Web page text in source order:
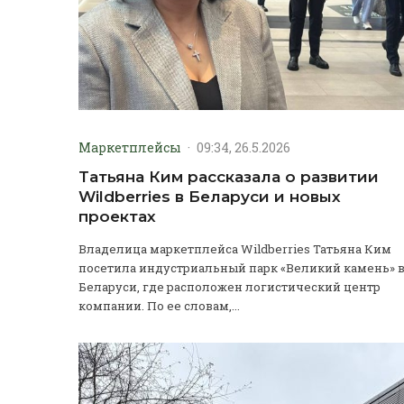
Маркетплейсы · 09:34, 26.5.2026
Татьяна Ким рассказала о развитии
Wildberries в Беларуси и новых
проектах
Владелица маркетплейса Wildberries Татьяна Ким
посетила индустриальный парк «Великий камень» в
Беларуси, где расположен логистический центр
компании. По ее словам,...